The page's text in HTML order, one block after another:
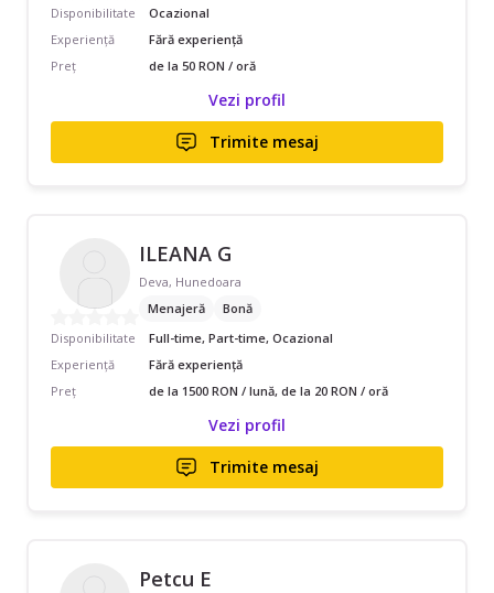
Disponibilitate
Ocazional
Experiență
Fără experiență
Preț
de la 50 RON / oră
Vezi profil
Trimite mesaj
ILEANA G
Deva, Hunedoara
Menajeră
Bonă
Disponibilitate
Full-time, Part-time, Ocazional
Experiență
Fără experiență
Preț
de la 1500 RON / lună, de la 20 RON / oră
Vezi profil
Trimite mesaj
Petcu E